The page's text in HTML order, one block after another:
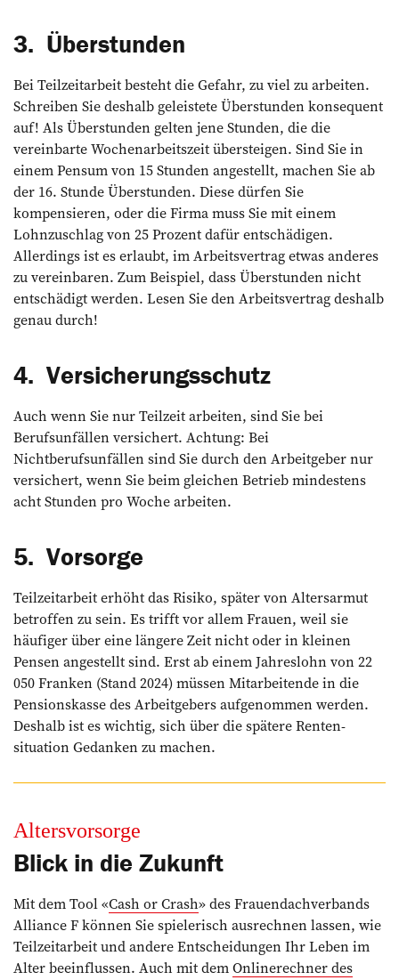
3. Überstunden
Bei Teilzeitarbeit besteht die Gefahr, zu viel zu arbeiten.
Schreiben Sie deshalb geleistete Überstunden konsequent
auf! Als Überstunden gelten jene Stunden, die die
vereinbarte Wochenarbeitszeit übersteigen. Sind Sie in
einem Pensum von 15 Stunden angestellt, machen Sie ab
der 16. Stunde Überstunden. Diese dürfen Sie
kompensieren, oder die Firma muss Sie mit einem
Lohnzuschlag von 25 Prozent dafür entschädigen.
Allerdings ist es erlaubt, im Arbeitsvertrag etwas anderes
zu vereinbaren. Zum Beispiel, dass Überstunden nicht
entschädigt werden. Lesen Sie den Arbeitsvertrag deshalb
genau durch!
4. Versicherungsschutz
Auch wenn Sie nur Teilzeit arbeiten, sind Sie bei
Berufsunfällen versichert. Achtung: Bei
Nichtberufsunfällen sind Sie durch den Arbeitgeber nur
versichert, wenn Sie beim gleichen Betrieb mindestens
acht Stunden pro Woche arbeiten.
5. Vorsorge
Teilzeitarbeit erhöht das Risiko, später von Altersarmut
betroffen zu sein. Es trifft vor allem Frauen, weil sie
häufiger über eine längere Zeit nicht oder in kleinen
Pensen angestellt sind. Erst ab einem Jahreslohn von 22
050 Franken (Stand 2024) müssen Mitar­beitende in die
Pensionskasse des Arbeitgebers aufgenommen werden.
Deshalb ist es wichtig, sich über die spätere Renten­
situation Gedanken zu machen.
Altersvorsorge
Blick in die Zukunft
Mit dem Tool «Cash or Crash» des Frauendachverbands
Alliance F können Sie spielerisch ausrechnen lassen, wie
Teilzeitarbeit und andere Entscheidungen Ihr Leben im
Alter beeinflussen. Auch mit demOnlinerechner des